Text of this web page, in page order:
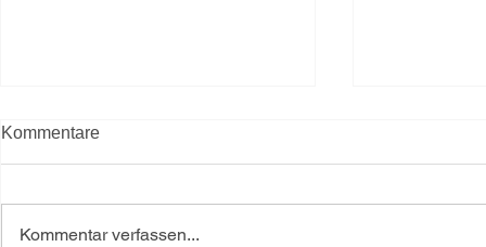
Kommentare
Kommentar verfassen...